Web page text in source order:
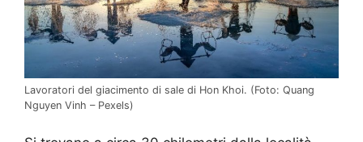
Lavoratori del giacimento di sale di Hon Khoi. (Foto: Quang
Nguyen Vinh – Pexels)